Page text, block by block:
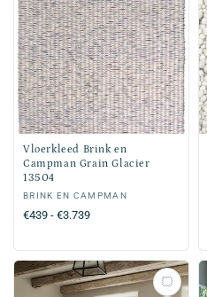
Vloerkleed Brink en
Campman Grain Glacier
13504
Verkoper:
BRINK EN CAMPMAN
Normale
€439 - €3.739